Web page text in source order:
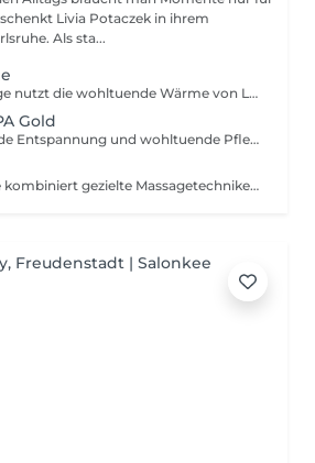
Als sta...
Die Hot Stone Massage nutzt die wohltuende Wärme von Lavasteinen, um Verspannungen zu lösen und die Durchblutung zu fördern. Diese Behandlung bringt Körper und Geist in Balance und sorgt für tiefe Entspannung.
Gold
Erlebe eine tiefgehende Entspannung und wohltuende Pflege mit dem Japanese Head SPA. Diese einzigartige Behandlung kombiniert sanfte Massagetechniken und pflegende Essenzen, um Verspannungen zu lösen, die Kopfhaut zu revitalisieren und das Haar zu stärken. Ein Verwöhnmoment für Körper und Geist für gesunde Kopfhaut und seidig glänzendes Haar. - Therapie mit ausgewähltem Aroma - Hochfrequenztherapie - Kopfmassagen - Intensive Kopfhaut Reinigung mit Dampf - Haarwäsche - Haarmaske / Conditioner - Schulter- & Nackenmassage - Gesichtsmassage & Maske - Hals- & Dekolleté-Schäumereinigung - Föhnstation vor Ort - Abschlusspflege - Ausklang mit Tee/ Wasser
Die Aromaölmassage kombiniert gezielte Massagetechniken mit hochwertigen ätherischen Ölen, um Körper und Geist zu entspannen. Diese Behandlung fördert das Wohlbefinden, lindert Verspannungen und verwöhnt die Sinne mit angenehmen Düften.